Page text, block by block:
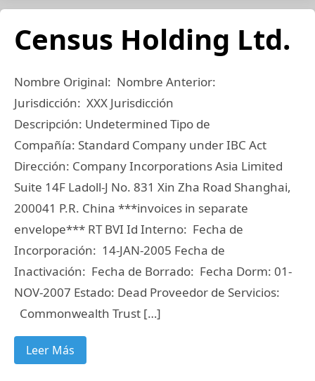
Census Holding Ltd.
Nombre Original: Nombre Anterior:
Jurisdicción: XXX Jurisdicción
Descripción: Undetermined Tipo de
Compañía: Standard Company under IBC Act
Dirección: Company Incorporations Asia Limited
Suite 14F Ladoll-J No. 831 Xin Zha Road Shanghai,
200041 P.R. China ***invoices in separate
envelope*** RT BVI Id Interno: Fecha de
Incorporación: 14-JAN-2005 Fecha de
Inactivación: Fecha de Borrado: Fecha Dorm: 01-
NOV-2007 Estado: Dead Proveedor de Servicios:
Commonwealth Trust […]
Leer Más